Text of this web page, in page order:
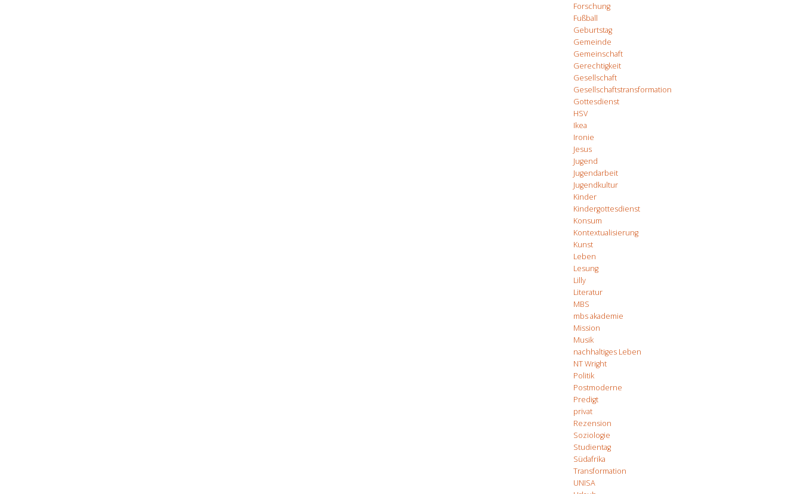
Forschung
Fußball
Geburtstag
Gemeinde
Gemeinschaft
Gerechtigkeit
Gesellschaft
Gesellschaftstransformation
Gottesdienst
HSV
Ikea
Ironie
Jesus
Jugend
Jugendarbeit
Jugendkultur
Kinder
Kindergottesdienst
Konsum
Kontextualisierung
Kunst
Leben
Lesung
Lilly
Literatur
MBS
mbs akademie
Mission
Musik
nachhaltiges Leben
NT Wright
Politik
Postmoderne
Predigt
privat
Rezension
Soziologie
Studientag
Südafrika
Transformation
UNISA